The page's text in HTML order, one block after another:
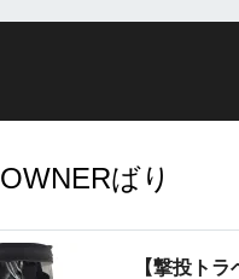
OWNERばり
【撃投ト